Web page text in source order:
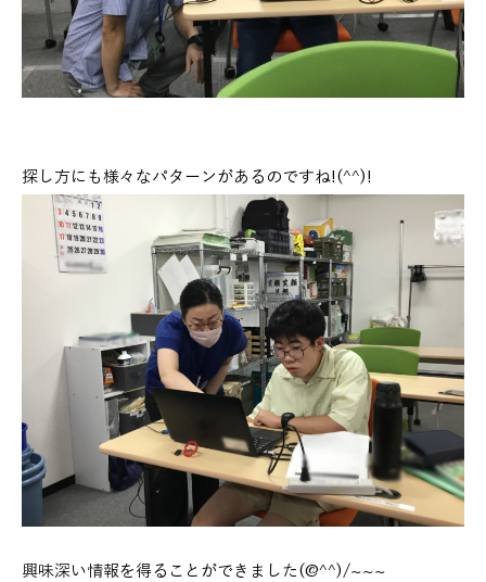
探し方にも様々なパターンがあるのですね!(^^)!
興味深い情報を得ることができました(@^^)/~~~